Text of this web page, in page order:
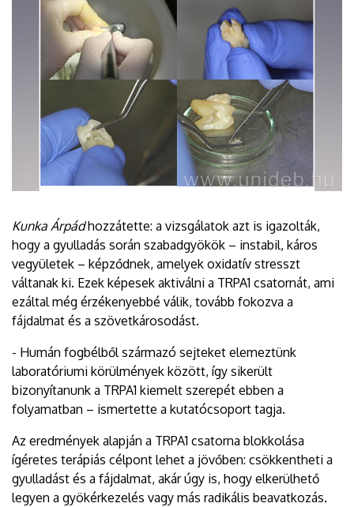
Kunka Árpádhozzátette: a vizsgálatok azt is igazolták,
hogy a gyulladás során szabadgyökök – instabil, káros
vegyületek – képződnek, amelyek oxidatív stresszt
váltanak ki. Ezek képesek aktiválni a TRPA1 csatornát, ami
ezáltal még érzékenyebbé válik, tovább fokozva a
fájdalmat és a szövetkárosodást.
- Humán fogbélből származó sejteket elemeztünk
laboratóriumi körülmények között, így sikerült
bizonyítanunk a TRPA1 kiemelt szerepét ebben a
folyamatban – ismertette a kutatócsoport tagja.
Az eredmények alapján a TRPA1 csatorna blokkolása
ígéretes terápiás célpont lehet a jövőben: csökkentheti a
gyulladást és a fájdalmat, akár úgy is, hogy elkerülhető
legyen a gyökérkezelés vagy más radikális beavatkozás.